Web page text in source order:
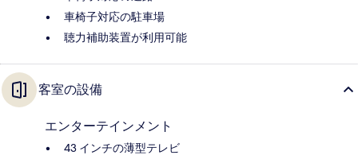
車椅子対応の駐車場
聴力補助装置が利用可能
客室の設備
エンターテインメント
43 インチの薄型テレビ